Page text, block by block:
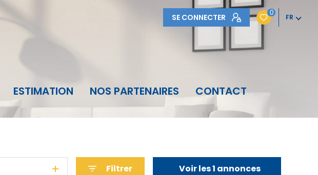
SE CONNECTER 0
FR
ESTIMATION NOS PARTENAIRES CONTACT
Filtrer Voir les1 annonces